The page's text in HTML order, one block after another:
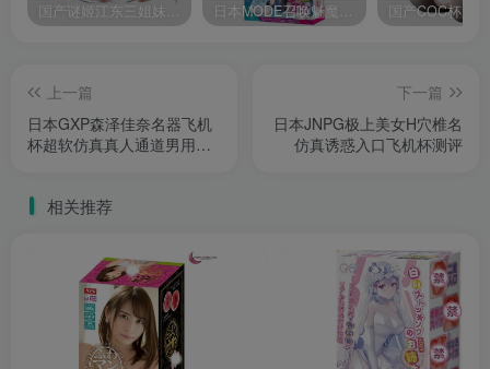
国产谜姬江东三姐妹国潮飞机杯低中高刺激度全覆盖飞机杯测评报告 日本MODE召唤魅魔飞机杯高刺激榨汁姬名器倒模自慰器使用体验及测评报告
上一篇
日本GXP森泽佳奈名器飞机
杯超软仿真真人通道男用自
下一篇
日本JNPG极上美女H穴椎名
仿真诱惑入口飞机杯测评
相关推荐